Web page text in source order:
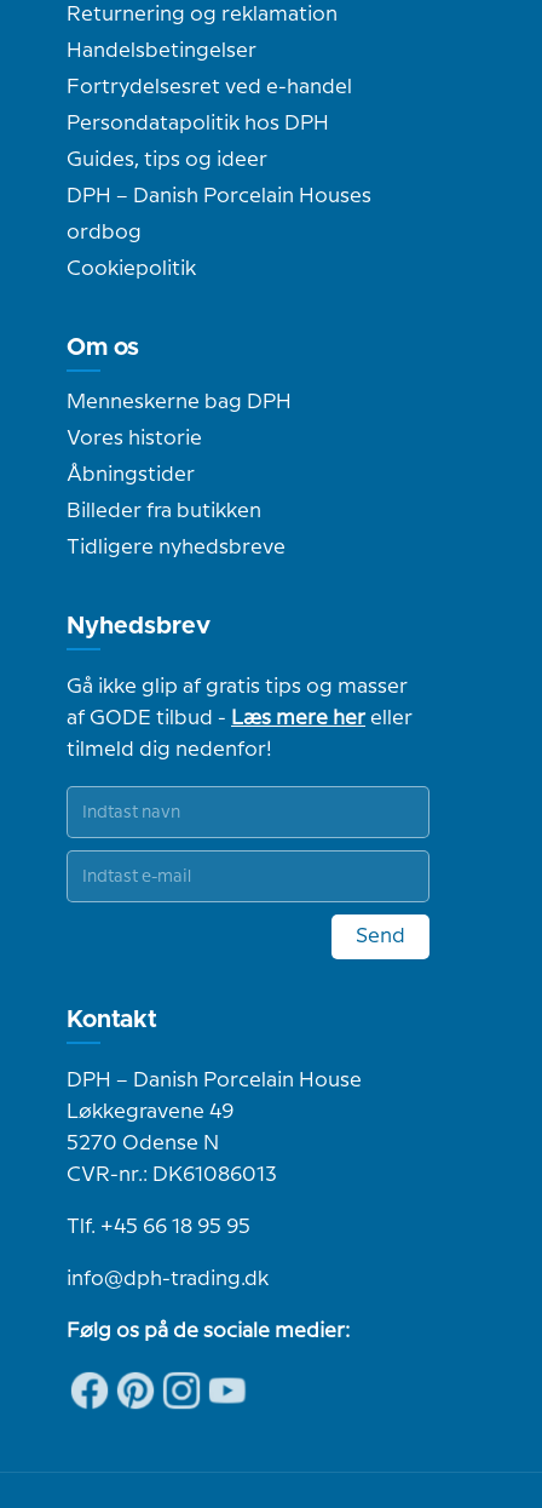
Returnering og reklamation
Handelsbetingelser
Fortrydelsesret ved e-handel
Persondatapolitik hos DPH
Guides, tips og ideer
DPH – Danish Porcelain Houses
ordbog
Cookiepolitik
Om os
Menneskerne bag DPH
Vores historie
Åbningstider
Billeder fra butikken
Tidligere nyhedsbreve
Nyhedsbrev
Gå ikke glip af gratis tips og masser
af GODE tilbud - Læs mere hereller
tilmeld dig nedenfor!
Send
Kontakt
DPH – Danish Porcelain House
Løkkegravene 49
5270 Odense N
CVR-nr.: DK61086013
Tlf. +45 66 18 95 95
info@dph-trading.dk
Følg os på de sociale medier: